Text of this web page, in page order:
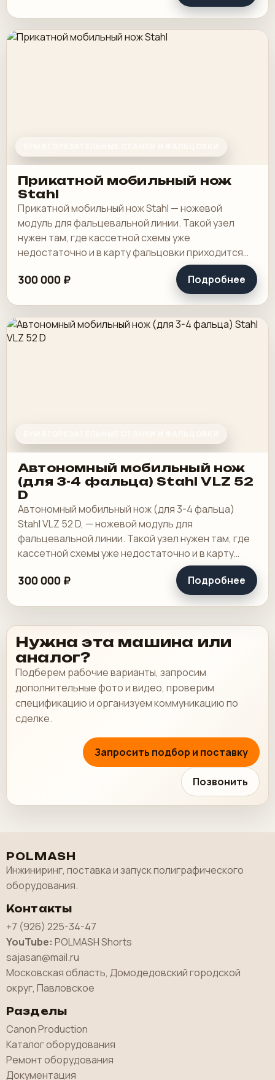
Прикатной мобильный нож
Stahl
Прикатной мобильный нож Stahl — ножевой
модуль для фальцевальной линии. Такой узел
нужен там, где кассетной схемы уже
недостаточно и в карту фальцовки приходится
добавлять ножевой сгиб. В действующем цехе
это способ.
300 000 ₽ Подробнее
Автономный мобильный нож
(для 3-4 фальца) Stahl VLZ 52
D
Автономный мобильный нож (для 3-4 фальца)
Stahl VLZ 52 D, — ножевой модуль для
фальцевальной линии. Такой узел нужен там, где
кассетной схемы уже недостаточно и в карту
фальцовки приходится добавлять ножевой сгиб.
В.
300 000 ₽ Подробнее
Нужна эта машина или
аналог?
Подберем рабочие варианты, запросим
дополнительные фото и видео, проверим
спецификацию и организуем коммуникацию по
сделке.
Запросить подбор и поставку
Позвонить
POLMASH
Инжиниринг, поставка и запуск полиграфического
оборудования.
Контакты
+7 (926) 225-34-47
YouTube: POLMASH Shorts
sajasan@mail.ru
Московская область, Домодедовский городской
округ, Павловское
Разделы
Canon Production
Каталог оборудования
Ремонт оборудования
Документация